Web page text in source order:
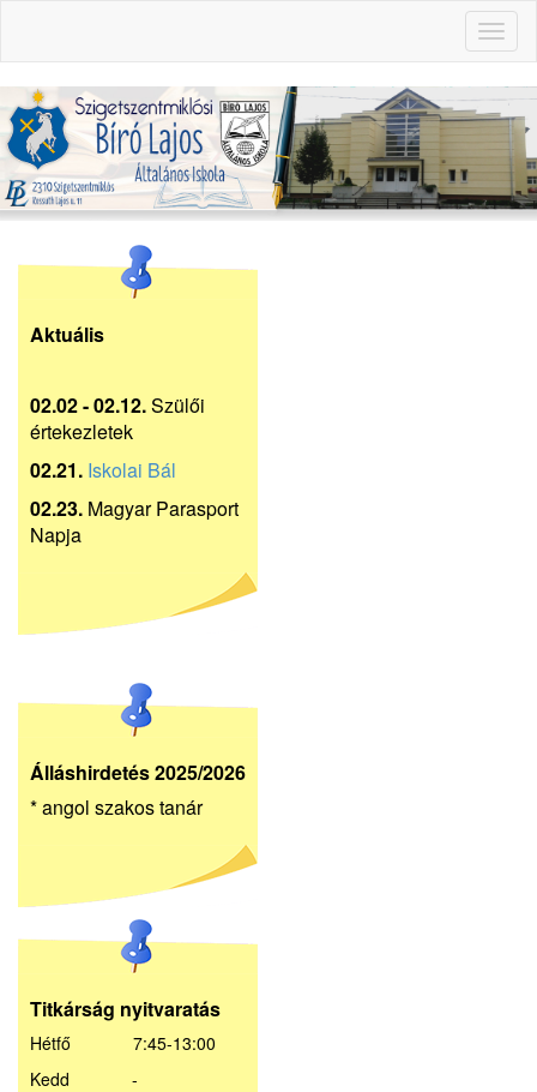
Aktuális
02.02 - 02.12.Szülői
értekezletek
02.21. Iskolai Bál
02.23. Magyar Parasport
Napja
Álláshirdetés 2025/2026
* angol szakos tanár
Titkárság nyitvaratás
Hétfő 7:45-13:00
Kedd -